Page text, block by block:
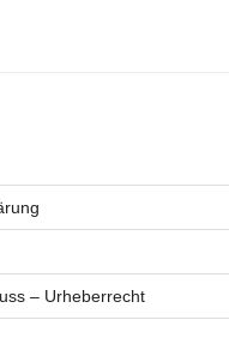
– Urheberrecht